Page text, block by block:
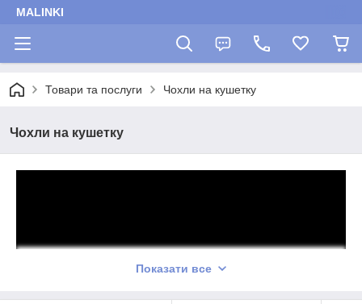
MALINKI
Товари та послуги Чохли на кушетку
Чохли на кушетку
Показати все